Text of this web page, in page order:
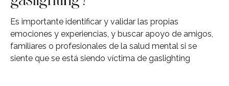
Es importante identificar y validar las propias
emociones y experiencias, y buscar apoyo de amigos,
familiares o profesionales de la salud mental si se
siente que se está siendo víctima de gaslighting